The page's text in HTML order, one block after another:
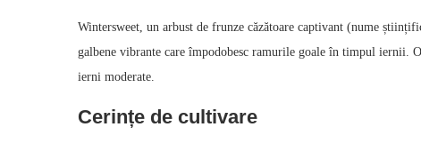
Wintersweet, un arbust de frunze căzătoare captivant (nume
galbene vibrante care împodobesc ramurile goale în timpul iernii.
ierni moderate.
Cerințe de cultivare